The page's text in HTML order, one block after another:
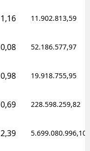
1,16 11.902.813,59
0,08 52.186.577,97
0,98 19.918.755,95
0,69 228.598.259,82
2,39 5.699.080.996,10